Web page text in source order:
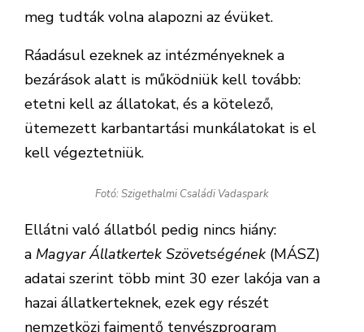
meg tudták volna alapozni az évüket.
Ráadásul ezeknek az intézményeknek a
bezárások alatt is működniük kell tovább:
etetni kell az állatokat, és a kötelező,
ütemezett karbantartási munkálatokat is el
kell végeztetniük.
Fotó: Szigethalmi Családi Vadaspark
Ellátni való állatból pedig nincs hiány:
a Magyar Állatkertek Szövetségének (MÁSZ)
adatai szerint több mint 30 ezer lakója van a
hazai állatkerteknek, ezek egy részét
nemzetközi fajmentő tenyészprogram